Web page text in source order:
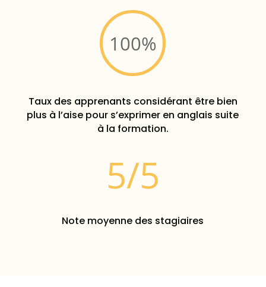
100%
Taux des apprenants considérant être bien
plus à l’aise pour s’exprimer en anglais suite
à la formation.
5/5
Note moyenne des stagiaires